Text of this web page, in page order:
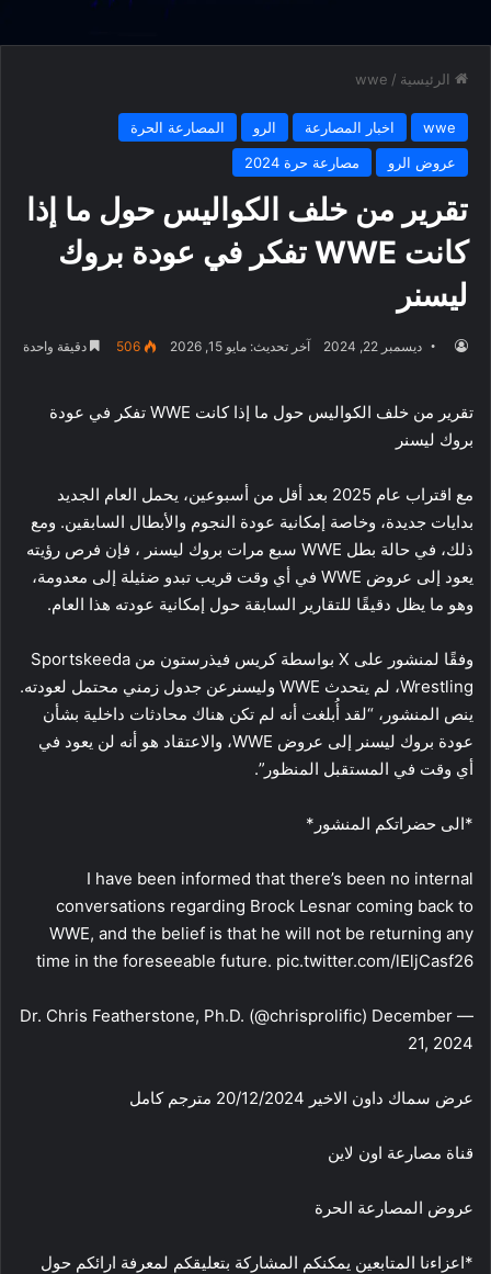
الرئيسية /
wwe
wwe اخبار المصارعة الرو
المصارعة الحرة
عروض الرو
مصارعة حرة 2024
تقرير من خلف الكواليس حول ما إذا
كانت WWE تفكر في عودة بروك
ليسنر
ديسمبر 22, 2024 آخر تحديث: مايو 15, 2026 506 دقيقة واحدة
تقرير من خلف الكواليس حول ما إذا كانت WWE تفكر في عودة
بروك ليسنر
مع اقتراب عام 2025 بعد أقل من أسبوعين، يحمل العام الجديد
بدايات جديدة، وخاصة إمكانية عودة النجوم والأبطال السابقين. ومع
ذلك، في حالة بطل WWE سبع مرات بروك ليسنر ، فإن فرص رؤيته
يعود إلى عروض WWE في أي وقت قريب تبدو ضئيلة إلى معدومة،
وهو ما يظل دقيقًا للتقارير السابقة حول إمكانية عودته هذا العام.
وفقًا لمنشور على X بواسطة كريس فيذرستون من Sportskeeda
Wrestling، لم يتحدث WWE وليسنرعن جدول زمني محتمل لعودته.
ينص المنشور، “لقد أُبلغت أنه لم تكن هناك محادثات داخلية بشأن
عودة بروك ليسنر إلى عروض WWE، والاعتقاد هو أنه لن يعود في
أي وقت في المستقبل المنظور”.
*الى حضراتكم المنشور*
I have been informed that there’s been no internal
conversations regarding Brock Lesnar coming back to
WWE, and the belief is that he will not be returning any
time in the foreseeable future. pic.twitter.com/lEljCasf26
— Dr. Chris Featherstone, Ph.D. (@chrisprolific) December
21, 2024
عرض سماك داون الاخير 20/12/2024 مترجم كامل
قناة مصارعة اون لاين
عروض المصارعة الحرة
*اعزاءنا المتابعين يمكنكم المشاركة بتعليقكم لمعرفة ارائكم حول